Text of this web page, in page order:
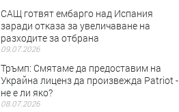
САЩ готвят ембарго над Испания
заради отказа за увеличаване на
разходите за отбрана
09.07.2026
Тръмп: Смятаме да предоставим на
Украйна лиценз да произвежда Patriot -
не е ли яко?
08.07.2026